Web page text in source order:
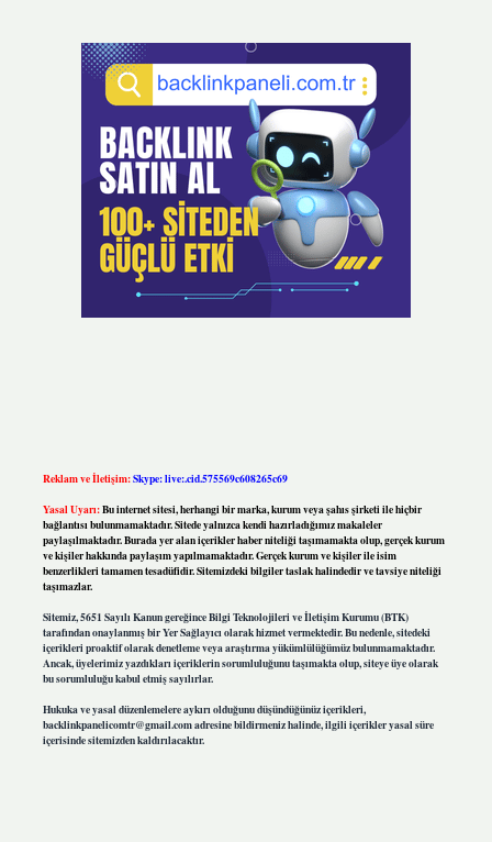
Reklam ve İletişim:Skype: live:.cid.575569c608265c69
Yasal Uyarı:Bu internet sitesi, herhangi bir marka, kurum veya şahıs şirketi ile hiçbir
bağlantısı bulunmamaktadır. Sitede yalnızca kendi hazırladığımız makaleler
paylaşılmaktadır. Burada yer alan içerikler haber niteliği taşımamakta olup, gerçek kurum
ve kişiler hakkında paylaşım yapılmamaktadır. Gerçek kurum ve kişiler ile isim
benzerlikleri tamamen tesadüfidir. Sitemizdeki bilgiler taslak halindedir ve tavsiye niteliği
taşımazlar.
Sitemiz, 5651 Sayılı Kanun gereğince Bilgi Teknolojileri ve İletişim Kurumu (BTK)
tarafından onaylanmış bir Yer Sağlayıcı olarak hizmet vermektedir. Bu nedenle, sitedeki
içerikleri proaktif olarak denetleme veya araştırma yükümlülüğümüz bulunmamaktadır.
Ancak, üyelerimiz yazdıkları içeriklerin sorumluluğunu taşımakta olup, siteye üye olarak
bu sorumluluğu kabul etmiş sayılırlar.
Hukuka ve yasal düzenlemelere aykırı olduğunu düşündüğünüz içerikleri,
backlinkpanelicomtr@gmail.comadresine bildirmeniz halinde, ilgili içerikler yasal süre
içerisinde sitemizden kaldırılacaktır.